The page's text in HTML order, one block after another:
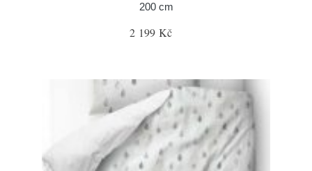
200 cm
2 199 Kč